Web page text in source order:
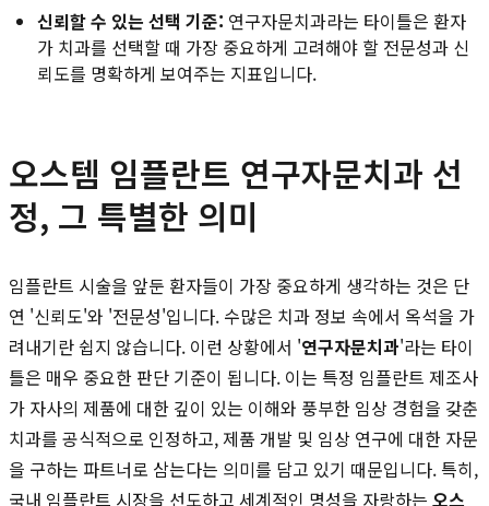
신뢰할 수 있는 선택 기준: 연구자문치과라는 타이틀은 환자
가 치과를 선택할 때 가장 중요하게 고려해야 할 전문성과 신
뢰도를 명확하게 보여주는 지표입니다.
오스템 임플란트 연구자문치과 선
정, 그 특별한 의미
임플란트 시술을 앞둔 환자들이 가장 중요하게 생각하는 것은 단
연 '신뢰도'와 '전문성'입니다. 수많은 치과 정보 속에서 옥석을 가
려내기란 쉽지 않습니다. 이런 상황에서 '연구자문치과'라는 타이
틀은 매우 중요한 판단 기준이 됩니다. 이는 특정 임플란트 제조사
가 자사의 제품에 대한 깊이 있는 이해와 풍부한 임상 경험을 갖춘
치과를 공식적으로 인정하고, 제품 개발 및 임상 연구에 대한 자문
을 구하는 파트너로 삼는다는 의미를 담고 있기 때문입니다. 특히,
국내 임플란트 시장을 선도하고 세계적인 명성을 자랑하는 오스